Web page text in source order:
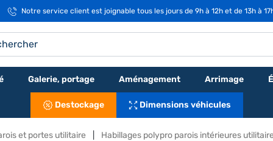
Notre service client est joignable tous les jours de 9h à 12h et de 13h à
Galerie, portage Aménagement Arrimage
Destockage Dimensions véhicules
et portes utilitaire Habillages polypro parois intérieures